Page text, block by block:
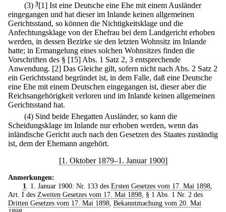
(3) 3[1] Ist eine Deutsche eine Ehe mit einem Ausländer
eingegangen und hat dieser im Inlande keinen allgemeinen
Gerichtsstand, so können die Nichtigkeitsklage und die
Anfechtungsklage von der Ehefrau bei dem Landgericht erhoben
werden, in dessen Bezirke sie den letzten Wohnsitz im Inlande
hatte; in Ermangelung eines solchen Wohnsitzes finden die
Vorschriften des § [15] Abs. 1 Satz 2, 3 entsprechende
Anwendung. [2] Das Gleiche gilt, sofern nicht nach Abs. 2 Satz 2
ein Gerichtsstand begründet ist, in dem Falle, daß eine Deutsche
eine Ehe mit einem Deutschen eingegangen ist, dieser aber die
Reichsangehörigkeit verloren und im Inlande keinen allgemeinen
Gerichtsstand hat.
(4) Sind beide Ehegatten Ausländer, so kann die
Scheidungsklage im Inlande nur erhoben werden, wenn das
inländische Gericht auch nach den Gesetzen des Staates zuständig
ist, dem der Ehemann angehört.
[1. Oktober 1879–1. Januar 1900]
Anmerkungen:
1
. 1. Januar 1900: Nr. 133 des Ersten Gesetzes vom 17. Mai 1898,
Art. I des Zweiten Gesetzes vom 17. Mai 1898 , § 1 Abs. 1 Nr. 2 des
Dritten Gesetzes vom 17. Mai 1898 Bekanntmachung vom 20. Mai